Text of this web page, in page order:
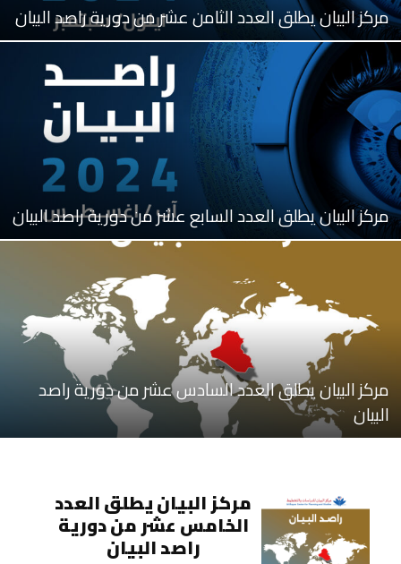
مركز البيان يطلق العدد الثامن عشر من دورية راصد البيان
مركز البيان يطلق العدد السابع عشر من دورية راصد البيان
مركز البيان يطلق العدد السادس عشر من دورية راصد
البيان
مركز البيان يطلق العدد
الخامس عشر من دورية
راصد البيان